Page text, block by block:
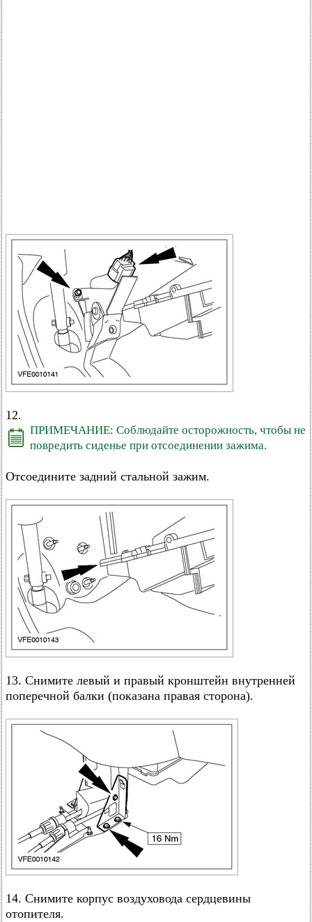
12.
ПРИМЕЧАНИЕ: Соблюдайте осторожность, чтобы не
повредить сиденье при отсоединении зажима.
Отсоедините задний стальной зажим.
13. Снимите левый и правый кронштейн внутренней
поперечной балки (показана правая сторона).
14. Снимите корпус воздуховода сердцевины
отопителя.